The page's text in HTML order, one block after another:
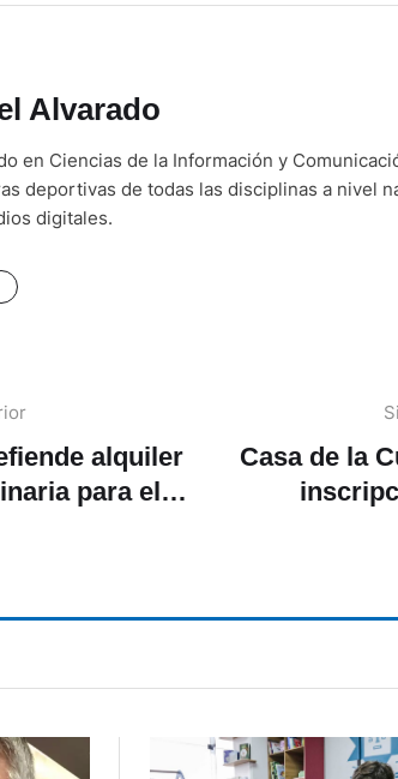
Alvarado
en Ciencias de la Información y
deportivas de todas las disciplinas a nivel
digitales.
alquiler
para el
Casa de la